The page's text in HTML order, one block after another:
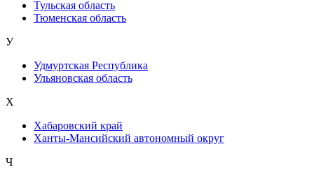
Тульская область
Тюменская область
У
Удмуртская Республика
Ульяновская область
Х
Хабаровский край
Ханты-Мансийский автономный округ
Ч